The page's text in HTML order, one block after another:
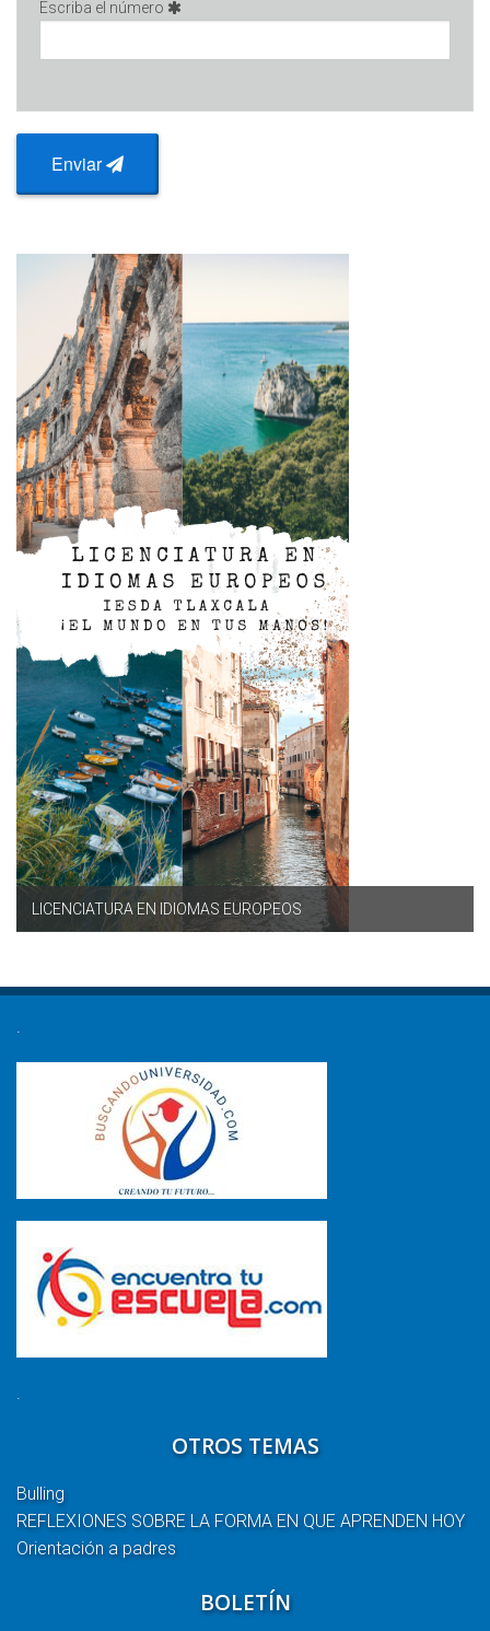
Escriba el número
Enviar
LICENCIATURA EN IDIOMAS EUROPEOS
.
.
OTROS TEMAS
Bulling
REFLEXIONES SOBRE LA FORMA EN QUE APRENDEN HOY
Orientación a padres
BOLETÍN